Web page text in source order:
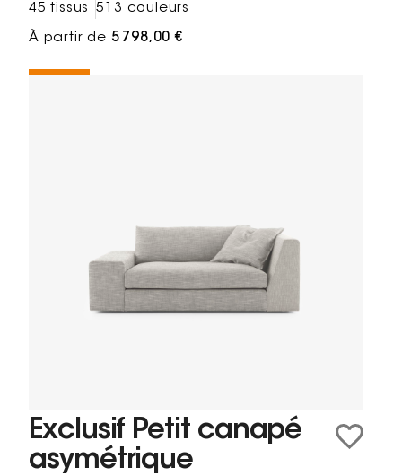
45 tissus 513 couleurs
À partir de 5 798,00 €
Exclusif Petit canapé
asymétrique